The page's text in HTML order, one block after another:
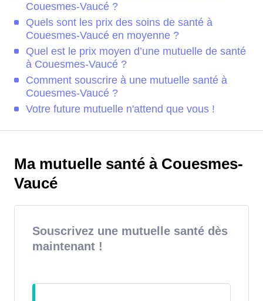
Couesmes-Vaucé ?
Quels sont les prix des soins de santé à
Couesmes-Vaucé en moyenne ?
Quel est le prix moyen d’une mutuelle de santé
à Couesmes-Vaucé ?
Comment souscrire à une mutuelle santé à
Couesmes-Vaucé ?
Votre future mutuelle n'attend que vous !
Ma mutuelle santé à Couesmes-
Vaucé
Souscrivez une mutuelle santé dès
maintenant !